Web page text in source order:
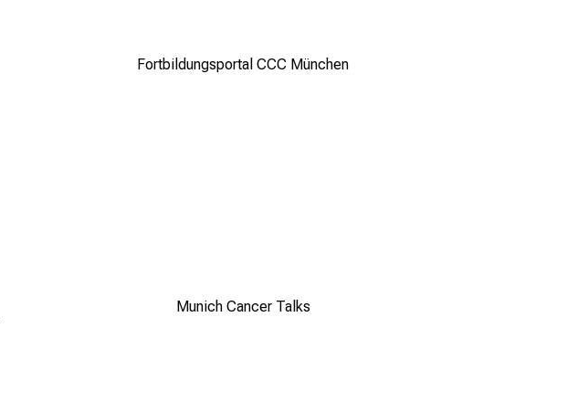
Fortbildungsportal CCC München
Munich Cancer Talks